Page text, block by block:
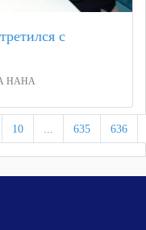
с
НАНА
10 ... 635 636